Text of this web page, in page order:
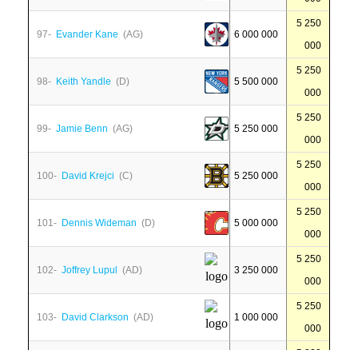
97- Evander Kane (AG) 6 000 000
5 250
000
98- Keith Yandle (D) 5 500 000
5 250
000
99- Jamie Benn (AG) 5 250 000
5 250
000
100- David Krejci (C) 5 250 000
5 250
000
101- Dennis Wideman (D) 5 000 000
5 250
000
102- Joffrey Lupul (AD) 3 250 000
5 250
000
103- David Clarkson (AD) 1 000 000
5 250
000